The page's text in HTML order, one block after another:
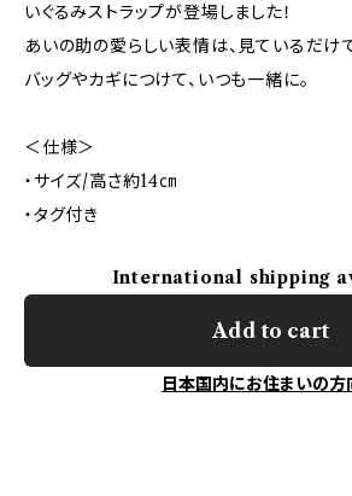
いぐるみストラップが登場しました！
あいの助の愛らしい表情は、見ているだけ
バッグやカギにつけて、いつも一緒に。
＜仕様＞
・サイズ/高さ約14㎝
・タグ付き
International shipping
Add to cart
日本国内にお住まいの方